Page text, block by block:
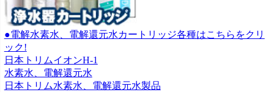
●電解水素水、電解還元水カートリッジ各種はこちらをクリ
ック!
日本トリムイオンH-1
水素水、電解還元水
日本トリム水素水、電解還元水製品